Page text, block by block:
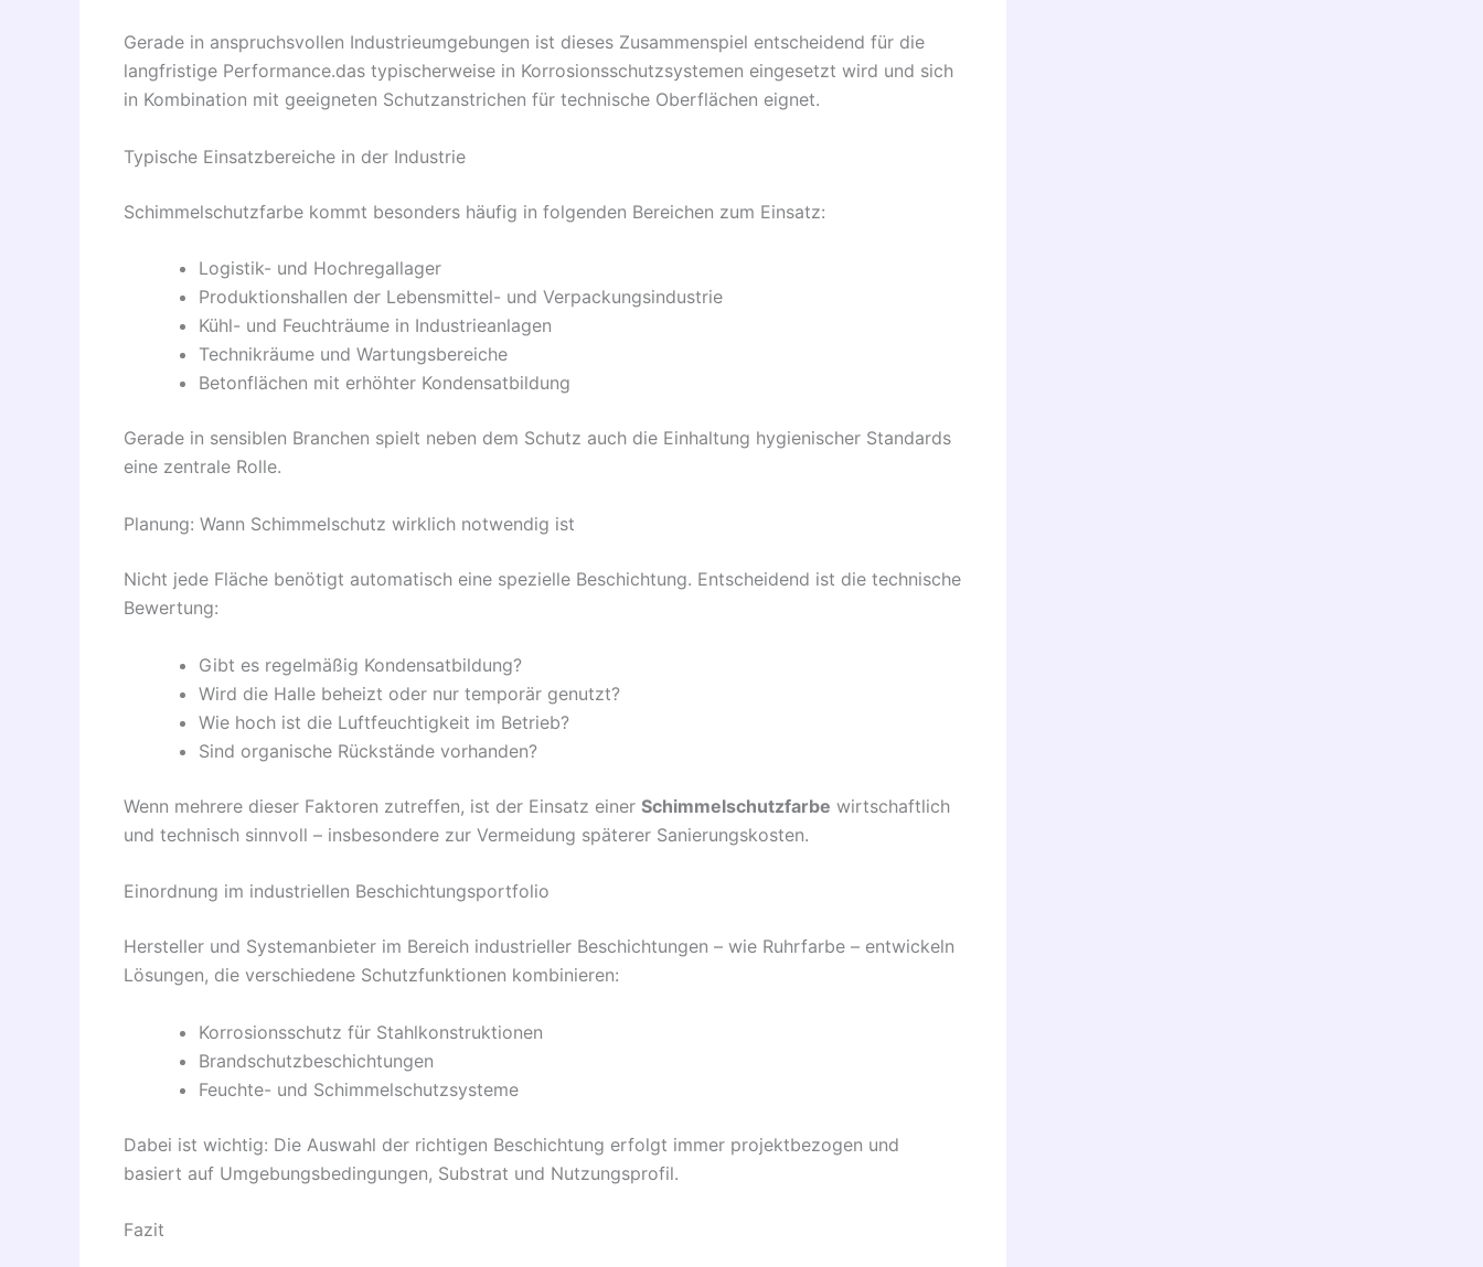
Gerade in anspruchsvollen Industrieumgebungen ist dieses Zusammenspiel entscheidend für die
langfristige Performance.das typischerweise in Korrosionsschutzsystemen eingesetzt wird und sich
in Kombination mit geeigneten Schutzanstrichen für technische Oberflächen eignet.
Typische Einsatzbereiche in der Industrie
Schimmelschutzfarbe kommt besonders häufig in folgenden Bereichen zum Einsatz:
Logistik- und Hochregallager
Produktionshallen der Lebensmittel- und Verpackungsindustrie
Kühl- und Feuchträume in Industrieanlagen
Technikräume und Wartungsbereiche
Betonflächen mit erhöhter Kondensatbildung
Gerade in sensiblen Branchen spielt neben dem Schutz auch die Einhaltung hygienischer Standards
eine zentrale Rolle.
Planung: Wann Schimmelschutz wirklich notwendig ist
Nicht jede Fläche benötigt automatisch eine spezielle Beschichtung. Entscheidend ist die technische
Bewertung:
Gibt es regelmäßig Kondensatbildung?
Wird die Halle beheizt oder nur temporär genutzt?
Wie hoch ist die Luftfeuchtigkeit im Betrieb?
Sind organische Rückstände vorhanden?
Wenn mehrere dieser Faktoren zutreffen, ist der Einsatz einer Schimmelschutzfarbe wirtschaftlich
und technisch sinnvoll – insbesondere zur Vermeidung späterer Sanierungskosten.
Einordnung im industriellen Beschichtungsportfolio
Hersteller und Systemanbieter im Bereich industrieller Beschichtungen – wie Ruhrfarbe – entwickeln
Lösungen, die verschiedene Schutzfunktionen kombinieren:
Korrosionsschutz für Stahlkonstruktionen
Brandschutzbeschichtungen
Feuchte- und Schimmelschutzsysteme
Dabei ist wichtig: Die Auswahl der richtigen Beschichtung erfolgt immer projektbezogen und
basiert auf Umgebungsbedingungen, Substrat und Nutzungsprofil.
Fazit